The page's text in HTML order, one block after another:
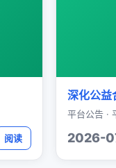
阅读
深化公益
平台公告 ·
2026-